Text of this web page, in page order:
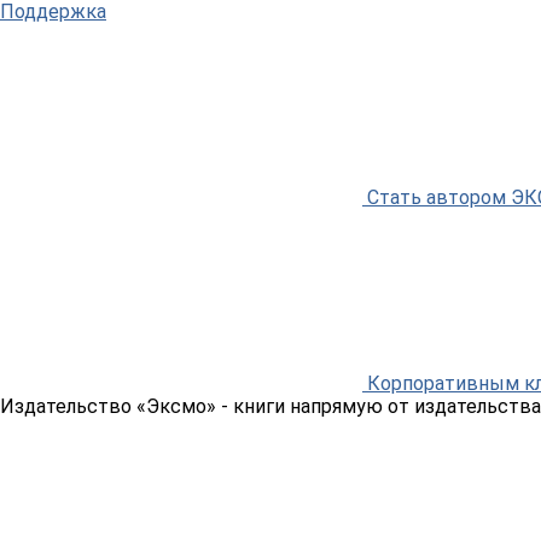
Поддержка
Стать автором
Корпоративным
Издательство «Эксмо» - книги напрямую от издательства